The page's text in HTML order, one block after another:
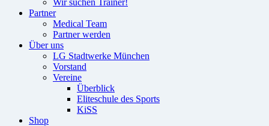
Wir suchen Trainer!
Partner
Medical Team
Partner werden
Über uns
LG Stadtwerke München
Vorstand
Vereine
Überblick
Eliteschule des Sports
KiSS
Shop